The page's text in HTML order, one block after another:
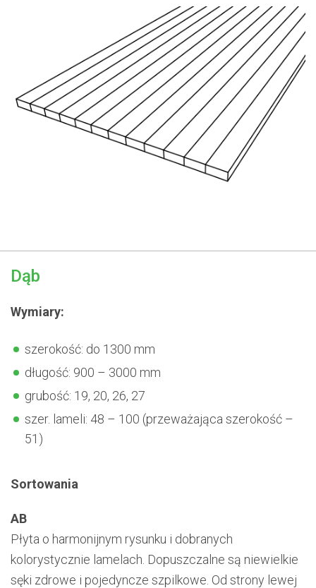
Dąb
Wymiary:
szerokość: do 1300 mm
długość: 900 – 3000 mm
grubość: 19, 20, 26, 27
szer. lameli: 48 – 100 (przeważająca szerokość –
51)
Sortowania
AB
Płyta o harmonijnym rysunku i dobranych
kolorystycznie lamelach. Dopuszczalne są niewielkie
sęki zdrowe i pojedyncze szpilkowe. Od strony lewej